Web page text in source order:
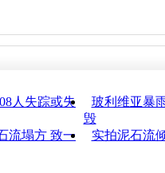
人失踪或失
玻利维亚暴
毁
流塌方 致一
实拍泥石流